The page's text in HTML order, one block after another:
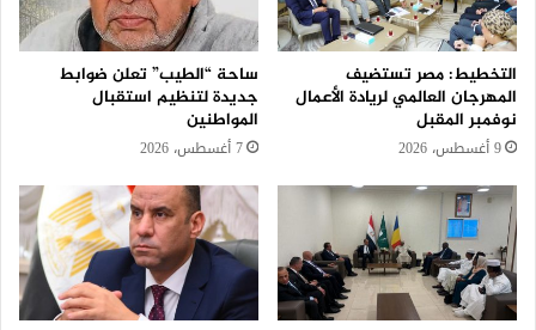
التخطيط: مصر تستضيف
المهرجان العالمي لريادة الأعمال
نوفمبر المقبل
9 أغسطس، 2026
ساحة “الطيب” تعلن ضوابط
جديدة لتنظيم استقبال
المواطنين
7 أغسطس، 2026